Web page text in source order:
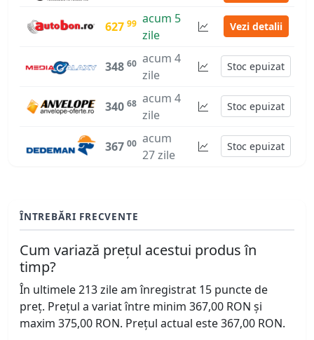
627 99 acum 5
zile
Vezi detalii
348 60 acum 4
zile
Stoc epuizat
340 68 acum 4
zile
Stoc epuizat
367 00 acum
27 zile
Stoc epuizat
ÎNTREBĂRI FRECVENTE
Cum variază prețul acestui produs în
timp?
În ultimele 213 zile am înregistrat 15 puncte de
preț. Prețul a variat între minim 367,00 RON și
maxim 375,00 RON. Prețul actual este 367,00 RON.